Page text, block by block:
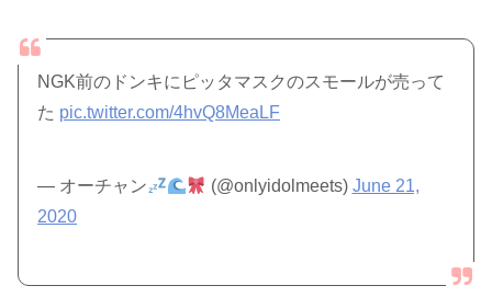
NGK前のドンキにピッタマスクのスモールが売って
た pic.twitter.com/4hvQ8MeaLF
— オーチャン (@onlyidolmeets) June 21,
2020